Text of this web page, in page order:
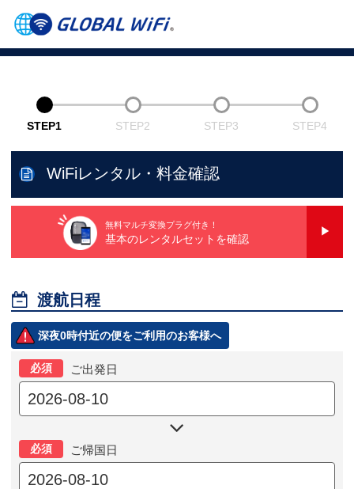
STEP1 STEP2 STEP3 STEP4
WiFiレンタル・料金確認
無料マルチ変換プラグ付き！
基本のレンタルセットを確認
 渡航日程
深夜0時付近の便をご利用のお客様へ
必須 ご出発日

必須 ご帰国日